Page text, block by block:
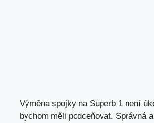
Výměna spojky na Superb 1 není
bychom měli podceňovat. Správná